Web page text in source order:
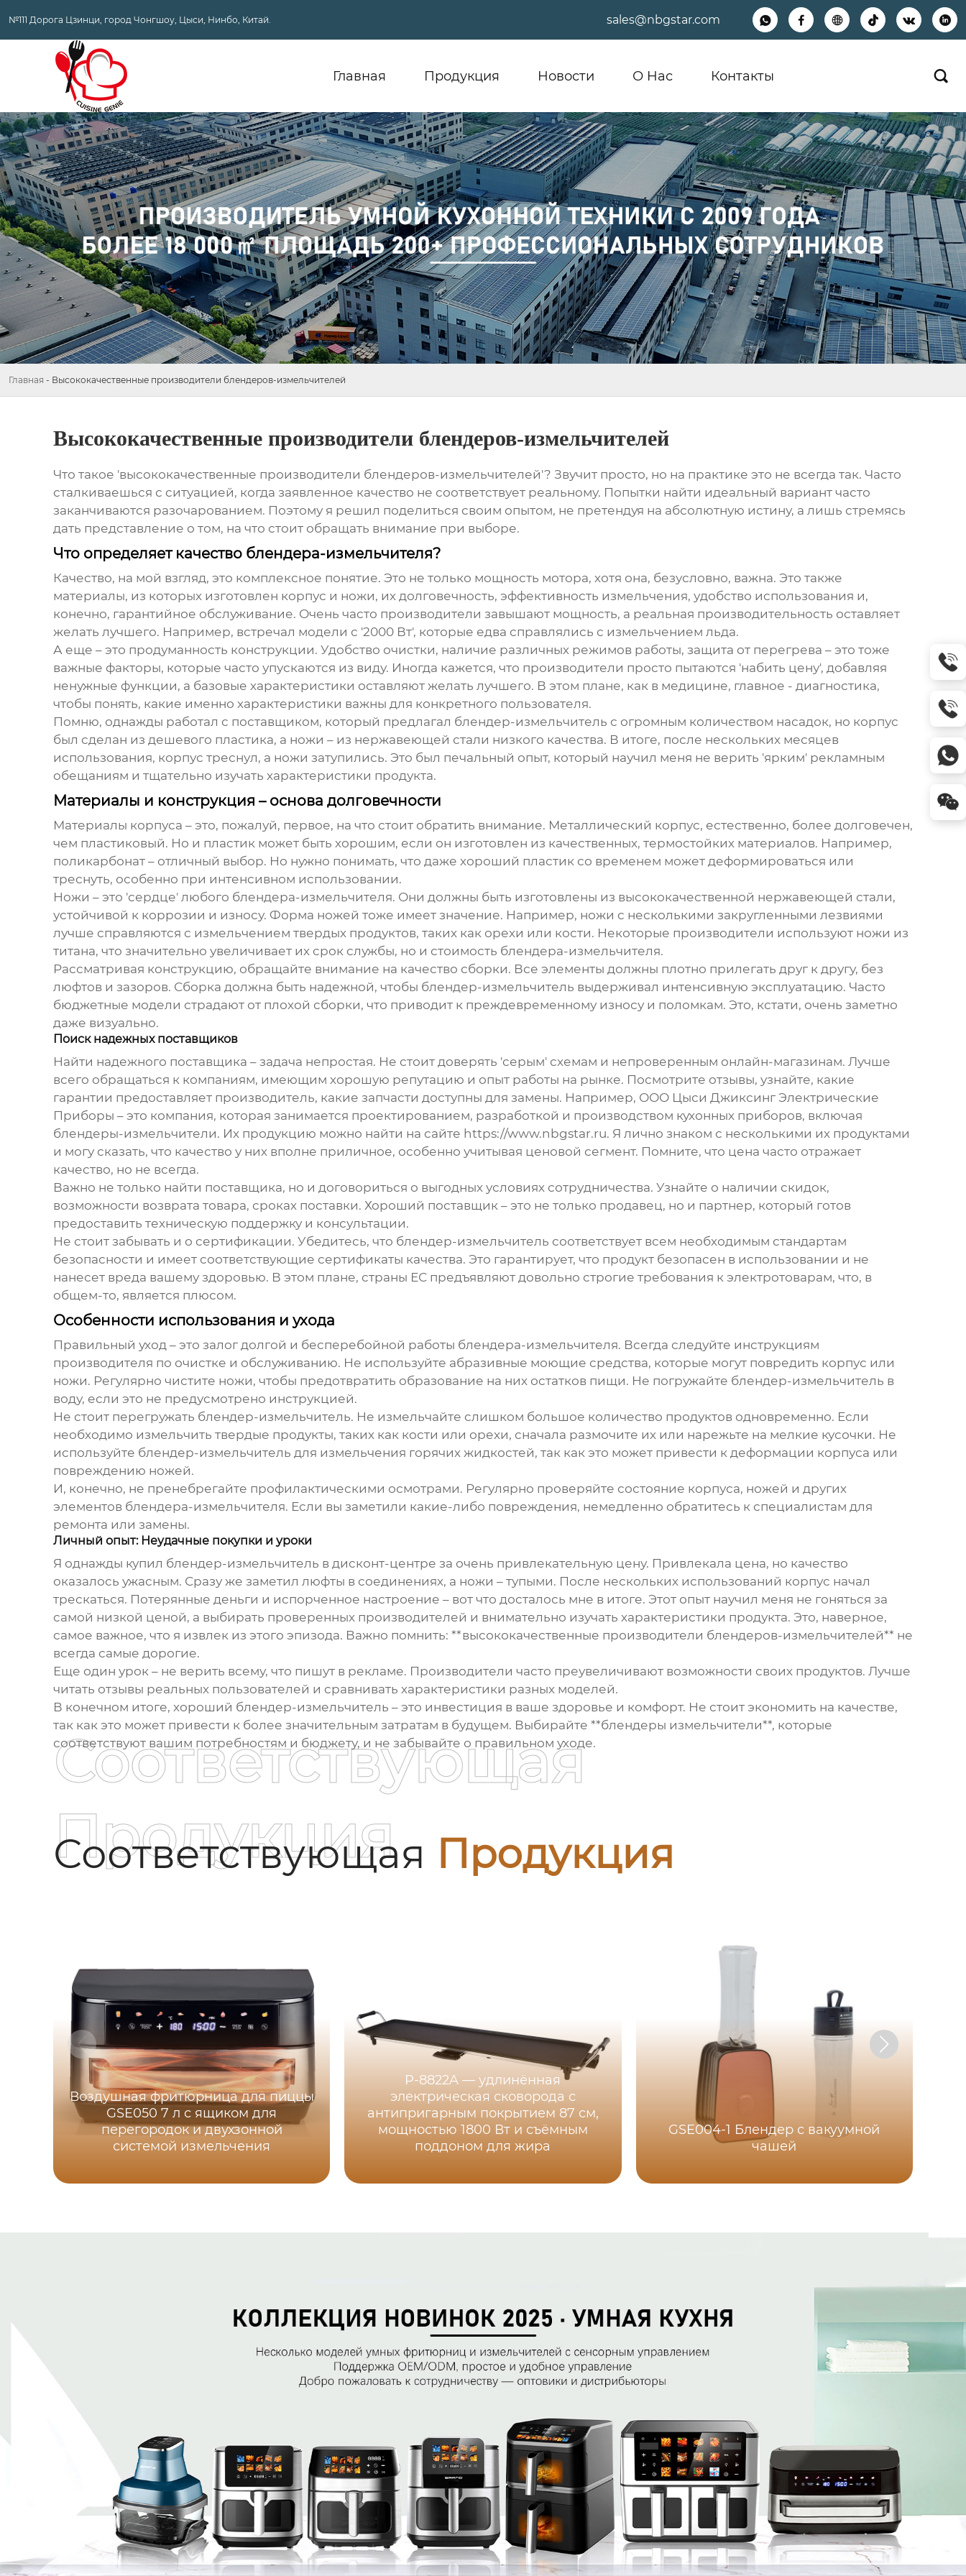
№111 Дорога Цзинци, город Чонгшоу, Цыси, Нинбо, Китай. sales@nbgstar.com      
Главная Продукция Новости О Hас Контакты 
Главная - Высококачественные производители блендеров-измельчителей
Высококачественные производители блендеров-измельчителей
Что такое 'высококачественные производители блендеров-измельчителей'? Звучит просто, но на практике это не всегда так. Часто
сталкиваешься с ситуацией, когда заявленное качество не соответствует реальному. Попытки найти идеальный вариант часто
заканчиваются разочарованием. Поэтому я решил поделиться своим опытом, не претендуя на абсолютную истину, а лишь стремясь
дать представление о том, на что стоит обращать внимание при выборе.
Что определяет качество блендера-измельчителя?
Качество, на мой взгляд, это комплексное понятие. Это не только мощность мотора, хотя она, безусловно, важна. Это также
материалы, из которых изготовлен корпус и ножи, их долговечность, эффективность измельчения, удобство использования и,
конечно, гарантийное обслуживание. Очень часто производители завышают мощность, а реальная производительность оставляет
желать лучшего. Например, встречал модели с '2000 Вт', которые едва справлялись с измельчением льда.
А еще – это продуманность конструкции. Удобство очистки, наличие различных режимов работы, защита от перегрева – это тоже
важные факторы, которые часто упускаются из виду. Иногда кажется, что производители просто пытаются 'набить цену', добавляя
ненужные функции, а базовые характеристики оставляют желать лучшего. В этом плане, как в медицине, главное - диагностика,
чтобы понять, какие именно характеристики важны для конкретного пользователя.
Помню, однажды работал с поставщиком, который предлагал блендер-измельчитель с огромным количеством насадок, но корпус
был сделан из дешевого пластика, а ножи – из нержавеющей стали низкого качества. В итоге, после нескольких месяцев
использования, корпус треснул, а ножи затупились. Это был печальный опыт, который научил меня не верить 'ярким' рекламным
обещаниям и тщательно изучать характеристики продукта.
Материалы и конструкция – основа долговечности
Материалы корпуса – это, пожалуй, первое, на что стоит обратить внимание. Металлический корпус, естественно, более долговечен,
чем пластиковый. Но и пластик может быть хорошим, если он изготовлен из качественных, термостойких материалов. Например,
поликарбонат – отличный выбор. Но нужно понимать, что даже хороший пластик со временем может деформироваться или
треснуть, особенно при интенсивном использовании.
Ножи – это 'сердце' любого блендера-измельчителя. Они должны быть изготовлены из высококачественной нержавеющей стали,
устойчивой к коррозии и износу. Форма ножей тоже имеет значение. Например, ножи с несколькими закругленными лезвиями
лучше справляются с измельчением твердых продуктов, таких как орехи или кости. Некоторые производители используют ножи из
титана, что значительно увеличивает их срок службы, но и стоимость блендера-измельчителя.
Рассматривая конструкцию, обращайте внимание на качество сборки. Все элементы должны плотно прилегать друг к другу, без
люфтов и зазоров. Сборка должна быть надежной, чтобы блендер-измельчитель выдерживал интенсивную эксплуатацию. Часто
бюджетные модели страдают от плохой сборки, что приводит к преждевременному износу и поломкам. Это, кстати, очень заметно
даже визуально.
Поиск надежных поставщиков
Найти надежного поставщика – задача непростая. Не стоит доверять 'серым' схемам и непроверенным онлайн-магазинам. Лучше
всего обращаться к компаниям, имеющим хорошую репутацию и опыт работы на рынке. Посмотрите отзывы, узнайте, какие
гарантии предоставляет производитель, какие запчасти доступны для замены. Например, ООО Цыси Джиксинг Электрические
Приборы – это компания, которая занимается проектированием, разработкой и производством кухонных приборов, включая
блендеры-измельчители. Их продукцию можно найти на сайте https://www.nbgstar.ru. Я лично знаком с несколькими их продуктами
и могу сказать, что качество у них вполне приличное, особенно учитывая ценовой сегмент. Помните, что цена часто отражает
качество, но не всегда.
Важно не только найти поставщика, но и договориться о выгодных условиях сотрудничества. Узнайте о наличии скидок,
возможности возврата товара, сроках поставки. Хороший поставщик – это не только продавец, но и партнер, который готов
предоставить техническую поддержку и консультации.
Не стоит забывать и о сертификации. Убедитесь, что блендер-измельчитель соответствует всем необходимым стандартам
безопасности и имеет соответствующие сертификаты качества. Это гарантирует, что продукт безопасен в использовании и не
нанесет вреда вашему здоровью. В этом плане, страны ЕС предъявляют довольно строгие требования к электротоварам, что, в
общем-то, является плюсом.
Особенности использования и ухода
Правильный уход – это залог долгой и бесперебойной работы блендера-измельчителя. Всегда следуйте инструкциям
производителя по очистке и обслуживанию. Не используйте абразивные моющие средства, которые могут повредить корпус или
ножи. Регулярно чистите ножи, чтобы предотвратить образование на них остатков пищи. Не погружайте блендер-измельчитель в
воду, если это не предусмотрено инструкцией.
Не стоит перегружать блендер-измельчитель. Не измельчайте слишком большое количество продуктов одновременно. Если
необходимо измельчить твердые продукты, таких как кости или орехи, сначала размочите их или нарежьте на мелкие кусочки. Не
используйте блендер-измельчитель для измельчения горячих жидкостей, так как это может привести к деформации корпуса или
повреждению ножей.
И, конечно, не пренебрегайте профилактическими осмотрами. Регулярно проверяйте состояние корпуса, ножей и других
элементов блендера-измельчителя. Если вы заметили какие-либо повреждения, немедленно обратитесь к специалистам для
ремонта или замены.
Личный опыт: Неудачные покупки и уроки
Я однажды купил блендер-измельчитель в дисконт-центре за очень привлекательную цену. Привлекала цена, но качество
оказалось ужасным. Сразу же заметил люфты в соединениях, а ножи – тупыми. После нескольких использований корпус начал
трескаться. Потерянные деньги и испорченное настроение – вот что досталось мне в итоге. Этот опыт научил меня не гоняться за
самой низкой ценой, а выбирать проверенных производителей и внимательно изучать характеристики продукта. Это, наверное,
самое важное, что я извлек из этого эпизода. Важно помнить: **высококачественные производители блендеров-измельчителей** не
всегда самые дорогие.
Еще один урок – не верить всему, что пишут в рекламе. Производители часто преувеличивают возможности своих продуктов. Лучше
читать отзывы реальных пользователей и сравнивать характеристики разных моделей.
В конечном итоге, хороший блендер-измельчитель – это инвестиция в ваше здоровье и комфорт. Не стоит экономить на качестве,
так как это может привести к более значительным затратам в будущем. Выбирайте **блендеры измельчители**, которые
соответствуют вашим потребностям и бюджету, и не забывайте о правильном уходе.
Соответствующая Продукция
Соответствующая
Продукция
Воздушная фритюрница для пиццы
GSE050 7 л с ящиком для
перегородок и двухзонной
системой измельчения
P-8822A — удлинённая
электрическая сковорода с
антипригарным покрытием 87 см,
мощностью 1800 Вт и съёмным
поддоном для жира
GSE004-1 Блендер с вакуумной
чашей